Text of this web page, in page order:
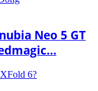
Neo 5 GT